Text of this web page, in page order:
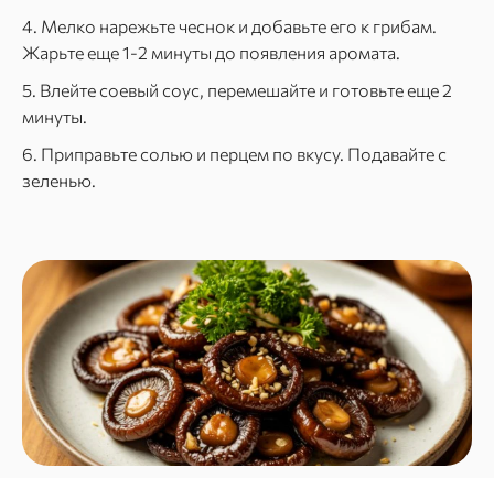
4. Мелко нарежьте чеснок и добавьте его к грибам.
Жарьте еще 1-2 минуты до появления аромата.
5. Влейте соевый соус, перемешайте и готовьте еще 2
минуты.
6. Приправьте солью и перцем по вкусу. Подавайте с
зеленью.